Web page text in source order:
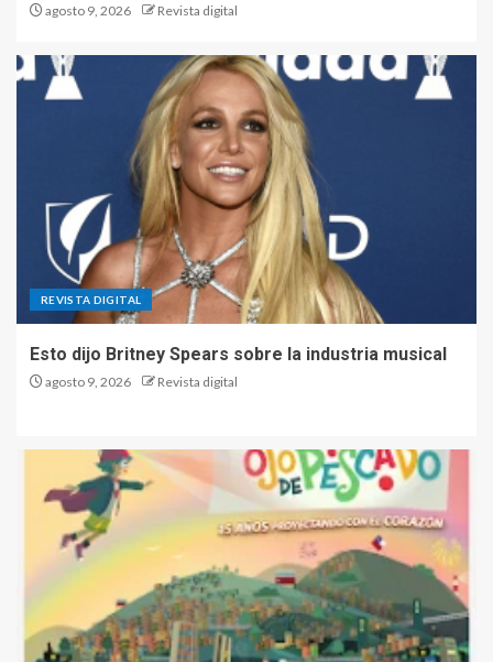
agosto 9, 2026 Revista digital
REVISTA DIGITAL
Esto dijo Britney Spears sobre la industria musical
agosto 9, 2026 Revista digital